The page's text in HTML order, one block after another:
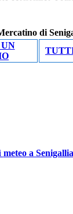
di
meteo a Senigallia